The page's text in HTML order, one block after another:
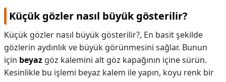
Küçük gözler nasıl büyük gösterilir?
Küçük gözler nasıl büyük gösterilir?, En basit şekilde
gözlerin aydınlık ve büyük görünmesini sağlar. Bunun
için beyaz göz kalemini alt göz kapağının içine sürün.
Kesinlikle bu işlemi beyaz kalem ile yapın, koyu renk bir